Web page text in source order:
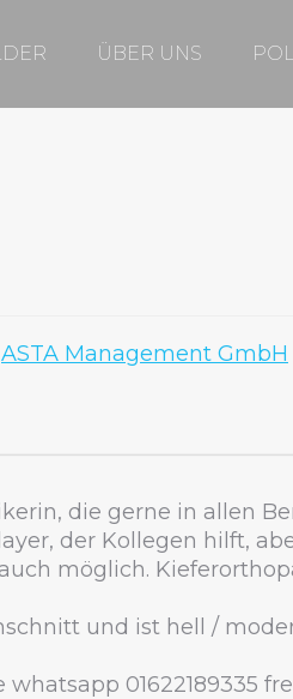
ÜBER UNS
ASTA Management GmbH
die gerne in allen
der Kollegen hilft,
möglich.
und ist hell /
01622189335